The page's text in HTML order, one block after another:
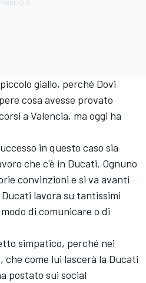
giallo, perché Dovi
cosa avesse provato
a Valencia, ma oggi ha
in questo caso sia
che c'è in Ducati. Ognuno
convinzioni e si va avanti
lavora su tantissimi
di comunicare o di
simpatico, perché nei
che come lui lascerà la Ducati
postato sui social